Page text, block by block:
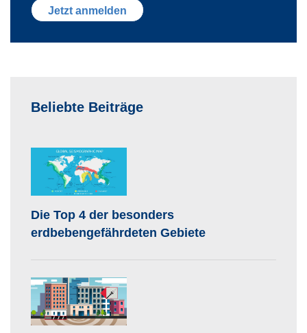
Beliebte Beiträge
Die Top 4 der besonders
erdbebengefährdeten Gebiete